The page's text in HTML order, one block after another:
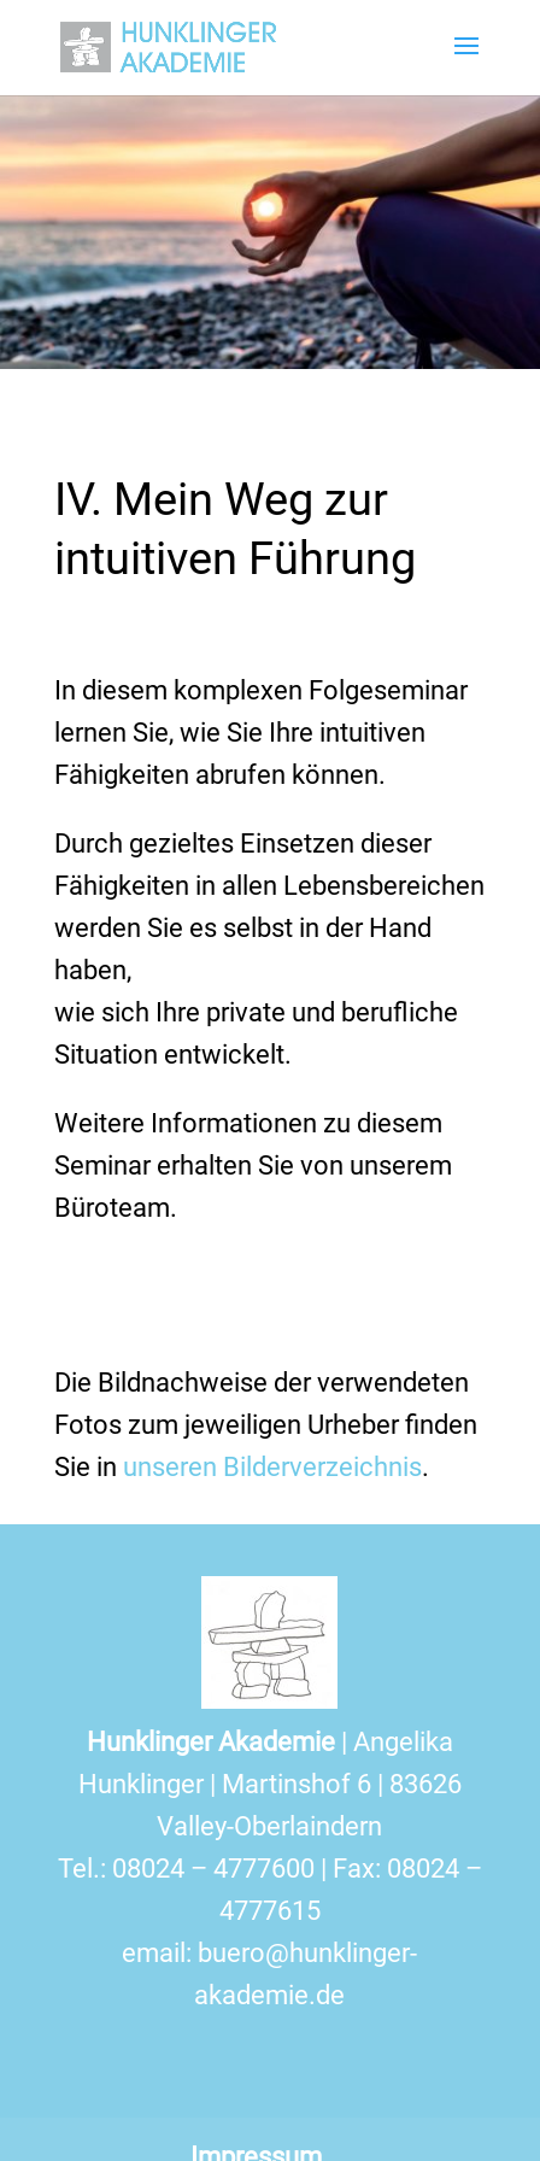
IV. Mein Weg zur
intuitiven Führung
In diesem komplexen Folgeseminar
lernen Sie, wie Sie Ihre intuitiven
Fähigkeiten abrufen können.
Durch gezieltes Einsetzen dieser
Fähigkeiten in allen Lebensbereichen
werden Sie es selbst in der Hand
haben,
wie sich Ihre private und berufliche
Situation entwickelt.
Weitere Informationen zu diesem
Seminar erhalten Sie von unserem
Büroteam.
Die Bildnachweise der verwendeten
Fotos zum jeweiligen Urheber finden
Sie in unseren Bilderverzeichnis.
Hunklinger Akademie| Angelika
Hunklinger | Martinshof 6 | 83626
Valley-Oberlaindern
Tel.: 08024 – 4777600 | Fax: 08024 –
4777615
email: buero@hunklinger-
akademie.de